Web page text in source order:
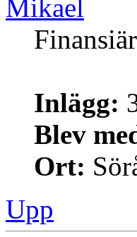
Mikael
Inlägg:
Blev
Ort:
Upp